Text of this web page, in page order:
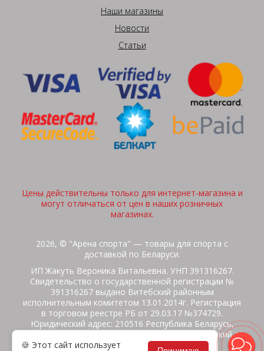
Наши магазины
Новости
Статьи
Цены действительны только для интернет-магазина и
могут отличаться от цен в наших розничных
магазинах.
2026, © "Арена спорта" — товары для спорта с
доставкой по Беларуси.
ИП Жакуть Вероника Витальевна. УНП 391316267.
Свидетельство о государственной регистрации №
391316267 выдано Витебский районным
исполнительным комитетом 13.01.2014г. Регистрация
в торговом реестре РБ от 29.03.17 №374729.
Юридический адрес: 210516 Республика Беларусь,
Витебская область, Витебский район, Бабиничский с/
с, аг.Ольгово, ул.Школьная
🍪 Этот сайт использует